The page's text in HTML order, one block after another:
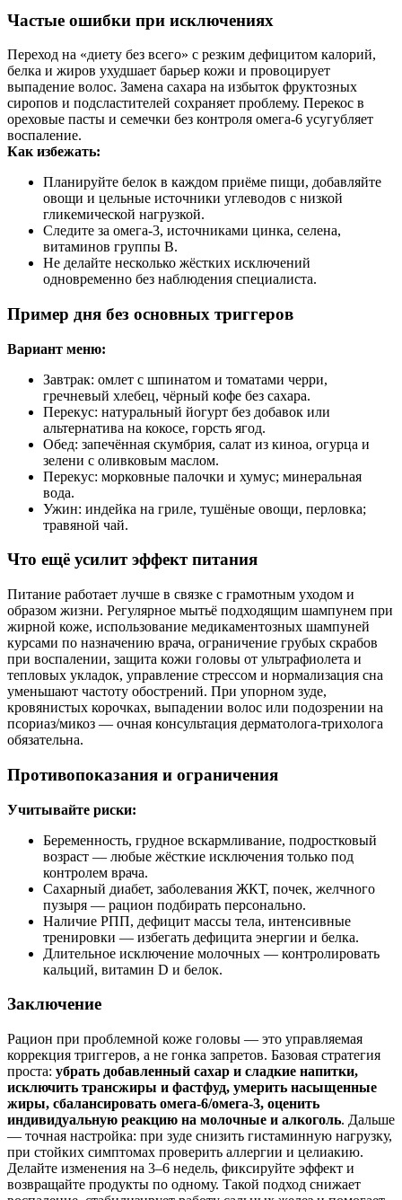
Частые ошибки при исключениях
Переход на «диету без всего» с резким дефицитом калорий,
белка и жиров ухудшает барьер кожи и провоцирует
выпадение волос. Замена сахара на избыток фруктозных
сиропов и подсластителей сохраняет проблему. Перекос в
ореховые пасты и семечки без контроля омега‑6 усугубляет
воспаление.
Как избежать:
Планируйте белок в каждом приёме пищи, добавляйте
овощи и цельные источники углеводов с низкой
гликемической нагрузкой.
Следите за омега‑3, источниками цинка, селена,
витаминов группы B.
Не делайте несколько жёстких исключений
одновременно без наблюдения специалиста.
Пример дня без основных триггеров
Вариант меню:
Завтрак: омлет с шпинатом и томатами черри,
гречневый хлебец, чёрный кофе без сахара.
Перекус: натуральный йогурт без добавок или
альтернатива на кокосе, горсть ягод.
Обед: запечённая скумбрия, салат из киноа, огурца и
зелени с оливковым маслом.
Перекус: морковные палочки и хумус; минеральная
вода.
Ужин: индейка на гриле, тушёные овощи, перловка;
травяной чай.
Что ещё усилит эффект питания
Питание работает лучше в связке с грамотным уходом и
образом жизни. Регулярное мытьё подходящим шампунем при
жирной коже, использование медикаментозных шампуней
курсами по назначению врача, ограничение грубых скрабов
при воспалении, защита кожи головы от ультрафиолета и
тепловых укладок, управление стрессом и нормализация сна
уменьшают частоту обострений. При упорном зуде,
кровянистых корочках, выпадении волос или подозрении на
псориаз/микоз — очная консультация дерматолога‑трихолога
обязательна.
Противопоказания и ограничения
Учитывайте риски:
Беременность, грудное вскармливание, подростковый
возраст — любые жёсткие исключения только под
контролем врача.
Сахарный диабет, заболевания ЖКТ, почек, желчного
пузыря — рацион подбирать персонально.
Наличие РПП, дефицит массы тела, интенсивные
тренировки — избегать дефицита энергии и белка.
Длительное исключение молочных — контролировать
кальций, витамин D и белок.
Заключение
Рацион при проблемной коже головы — это управляемая
коррекция триггеров, а не гонка запретов. Базовая стратегия
проста: убрать добавленный сахар и сладкие напитки,
исключить трансжиры и фастфуд, умерить насыщенные
жиры, сбалансировать омега‑6/омега‑3, оценить
индивидуальную реакцию на молочные и алкоголь. Дальше
— точная настройка: при зуде снизить гистаминную нагрузку,
при стойких симптомах проверить аллергии и целиакию.
Делайте изменения на 3–6 недель, фиксируйте эффект и
возвращайте продукты по одному. Такой подход снижает